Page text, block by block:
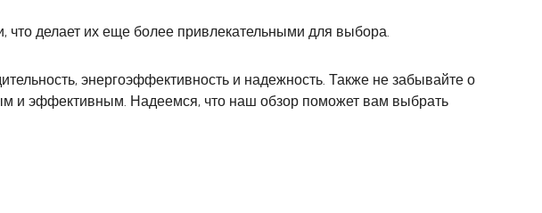
делает их еще более привлекательными для выбора.
энергоэффективность и надежность. Также не забывайте о
и эффективным. Надеемся, что наш обзор поможет вам выбрать